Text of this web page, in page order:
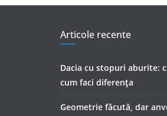
Articole recente
Dacia cu stopuri aburite:
cum faci diferența
Geometrie făcută, dar